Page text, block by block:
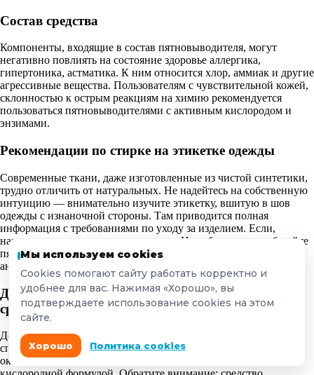
Состав средства
Компоненты, входящие в состав пятновыводителя, могут
негативно повлиять на состояние здоровье аллергика,
гипертоника, астматика. К ним относится хлор, аммиак и другие
агрессивные вещества. Пользователям с чувствительной кожей,
склонностью к острым реакциям на химию рекомендуется
пользоваться пятновыводителями с активным кислородом и
энзимами.
Рекомендации по стирке на этикетке одежды
Современные ткани, даже изготовленные из чистой синтетики,
трудно отличить от натуральных. Не надейтесь на собственную
интуицию — внимательно изучите этикетку, вшитую в шов
одежды с изнаночной стороны. Там приводится полная
информация с требованиями по уходу за изделием. Если,
например, на этикетке стоит значок «Не отбеливать», избегайте
пятновыводителей, содержащих хлор и другие компоненты
аналогичного действия.
Для детских тканей использовать специальные
средства
Детские вещи лучше всего чистить с помощью
специализированного средства. Если под рукой такого не
оказалось, отдайте предпочтение пятновыводителям с
Мы используем cookies
Cookies помогают сайту работать корректно и
удобнее для вас. Нажимая «Хорошо», вы
подтверждаете использование cookies на этом
сайте.
Хорошо Политика cookies